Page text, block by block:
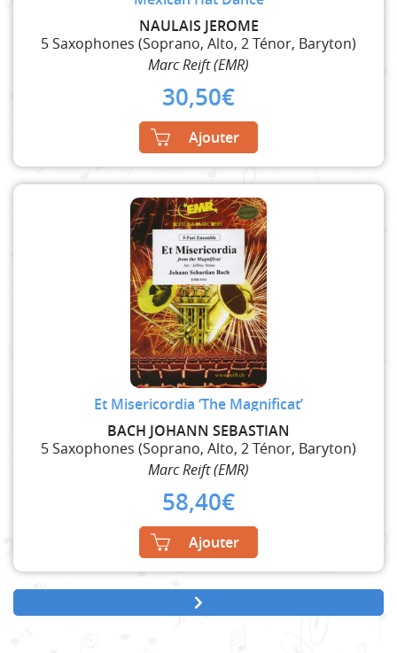
NAULAIS JEROME
5 Saxophones (Soprano, Alto, 2 Ténor, Baryton)
Marc Reift (EMR)
30,50€
Ajouter
Et Misericordia ‘The Magnificat’
BACH JOHANN SEBASTIAN
5 Saxophones (Soprano, Alto, 2 Ténor, Baryton)
Marc Reift (EMR)
58,40€
Ajouter